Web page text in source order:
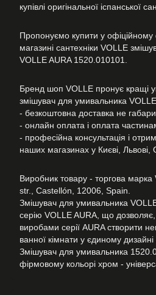
купівлі оригінальної іспанської
Пропонуємо купити у офіційному
магазині сантехніки VOLLE
VOLLE AURA 1520.010101.
Бренд шоп VOLLE пронує кращі
змішувач для умивальника
- безкоштовна доставка не
- онлайн оплата і оплата
- професійна консультація і
наших магазинах у Києві, Львові,
Виробник товару - торгова
str., Castellón, 12006, Spain.
Змішувач для умивальника
серію VOLLE AURA, що
виробами серії AURA створити
ванної кімнати у єдиному
Змішувач для умивальника
фірмовому кольорі хром -